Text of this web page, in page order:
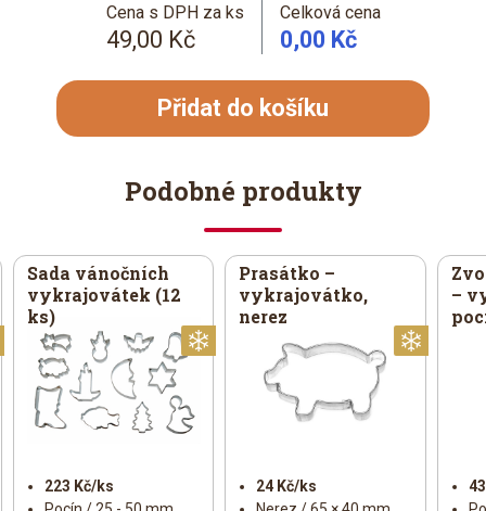
Cena s DPH za ks
49,00 Kč
Celková cena
0,00 Kč
Přidat do košíku
Podobné produkty
Vánoční
Sada vánočních
vykrajovátek (12
ks)
223 Kč/ks
Prasátko –
vykrajovátko,
nerez
24 Kč/ks
–
Vánoční